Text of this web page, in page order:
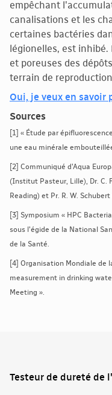
empêchant
canalisations et les
certaines bactéries
légionelles, est
et poreuses des
terrain de
Oui, je veux en savoir
Sources
[1] « Étude par
une eau minérale
[2] Communiqué d'Aqua
(Institut Pasteur, Lille), Dr. C.
Reading) et Pr. R. W.
[3] Symposium « HPC
sous l'égide de la National
de la Santé.
[4] Organisation Mondiale de
measurement in drinking
Meeting ».
Testeur de dureté de